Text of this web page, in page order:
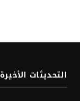
التحديثات الأخيرة